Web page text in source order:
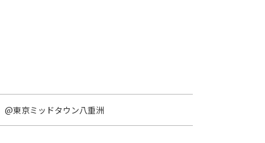
@東京ミッドタウン八重洲